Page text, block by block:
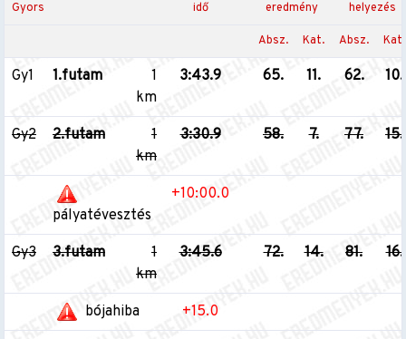
Gyors idő
eredmény
helyezés
Absz. Kat. Absz. Kat.
Gy1 1.futam
1
km
3:43.9 65. 11. 62. 10.
Gy2 2.futam
1
km
3:30.9 58. 7. 77. 15.
pályatévesztés
+10:00.0
Gy3 3.futam
1
km
3:45.6 72. 14. 81. 16.
bójahiba +15.0